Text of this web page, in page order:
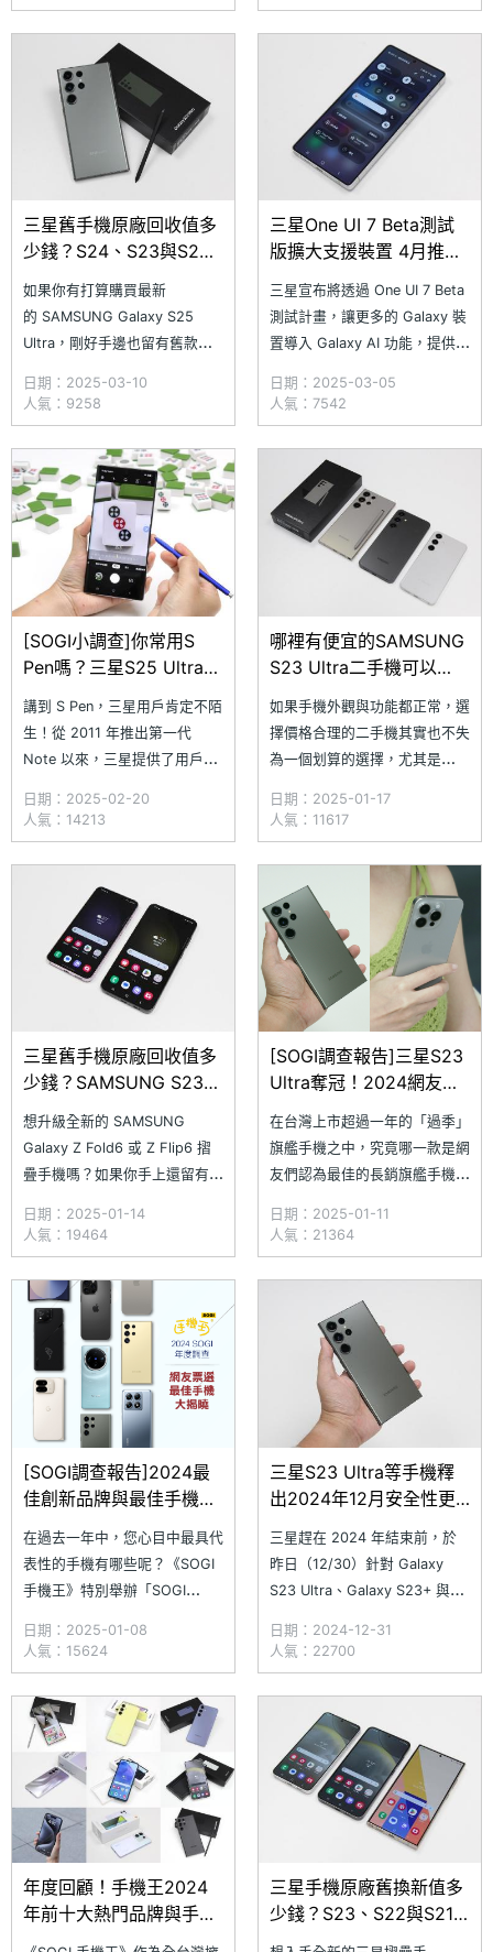
間的調查，逾 500 位星粉熱情
參與，將近 7 成 5 的星粉表示
很常用到 S Pen，並且有超過 5
成網友認為 S
S23+（SM-S9160）與 Galaxy
S23（SM-S9110）。本次更新
三星舊手機原廠回收值多
少錢？S24、S23與S22
全系列價格試算一次看
(2025.3)
如果你有打算購買最新
的 SAMSUNG Galaxy S25
Ultra，剛好手邊也留有舊款三
智慧館門市進行舊機回收試算！
不僅能折抵新機購買金額，還能
享有額外回收優惠。今天小編就
以 SAMSUNG Galaxy S24、
Galaxy S23 和 Galaxy S
日期：2025-03-10
人氣：9258
三星One UI 7 Beta測試
版擴大支援裝置 4月推出
正式版更新
三星宣布將透過 One UI 7 Beta
測試計畫，讓更多的 Galaxy 裝
置導入 Galaxy AI 功能，提供最
One UI 7 Beta 測試計畫自 3/6
起，在印度、韓國、英國及美國
開放 Galaxy Z Fold6
和 Galaxy Z Fl
日期：2025-03-05
人氣：7542
[SOGI小調查]你常用S
Pen嗎？三星S25 Ultra取
講到 S Pen，三星用戶肯定不陌
生！從 2011 年推出第一代
Note 以來，三星提供了用戶便
速記事、繪圖，後期更延伸出手
勢操作、遠端遙控拍照等功能，
使得 S Pen 猶如「魔杖」般為
用戶帶來多種操作體驗。 不
過，這次 SAMSUNG Galaxy
日期：2025-02-20
人氣：14213
哪裡有便宜的SAMSUNG
S23 Ultra二手機可以
價格整理(2025.1)
如果手機外觀與功能都正常，選
擇價格合理的二手機其實也不失
為一個划算的選擇，尤其是
中的 Galaxy S23 Ultra，更是
在 2024 年被《SOGI 手機王》
的許多網友票選為「最佳長銷旗
艦手機」。隨著 SAMSUNG
Galaxy S23 系列在台灣
日期：2025-01-17
人氣：11617
三星舊手機原廠回收值多
少錢？SAMSUNG S23與
S22系列價格試算整理
(2025.1)
想升級全新的 SAMSUNG
Galaxy Z Fold6 或 Z Flip6 摺
疊手機嗎？如果你手上還留有舊
前往三星智慧館門市進行舊機回
收試算服務！不僅可將舊機折抵
成新機的購買金額，還能享有額
外回收折扣，讓升級更加超值。
今天小編以 Galaxy S22 與 Ga
日期：2025-01-14
人氣：19464
[SOGI調查報告]三星S23
Ultra奪冠！2024網友票
選最佳長銷旗艦手機
在台灣上市超過一年的「過季」
旗艦手機之中，究竟哪一款是網
友們認為最佳的長銷旗艦手機
一個月的調查，日前正式公布調
查結果，14 款入選手機當中，
由 SAMSUNG Galaxy S23
Ultra 險勝 iPhone 15 Pro
Max，成為 2024 年網友首選的
日期：2025-01-11
人氣：21364
[SOGI調查報告]2024最
佳創新品牌與最佳手機！
在過去一年中，您心目中最具代
表性的手機有哪些呢？《SOGI
手機王》特別舉辦「SOGI
同參與。本次活動主要是針對自
2023 年 11 月起至 2024 年 10
月間在台灣上市的手機進行票
選，經過為期一個月的調查，吸
引超過千名網友參與，並由網友
選出多項年度最佳手機
日期：2025-01-08
人氣：15624
三星S23 Ultra等手機釋
出2024年12月安全性更
三星趕在 2024 年結束前，於
昨日（12/30）針對 Galaxy
S23 Ultra、Galaxy S23+ 與
年 12 月的安全性更新。此次更
新屬於 Android 系統的定期安
全性更新，三星並未詳細說明修
補的具體項目，僅提到更新後能
進一步提升裝置
日期：2024-12-31
人氣：22700
年度回顧！手機王2024
年前十大熱門品牌與手機
排行一次看
三星手機原廠舊換新值多
少錢？S23、S22與S21
系列價格試算一次看